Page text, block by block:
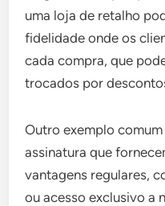
uma loja de retalho
fidelidade onde os
cada compra, que
trocados por
Outro exemplo
assinatura que
vantagens regulares,
ou acesso exclusivo a